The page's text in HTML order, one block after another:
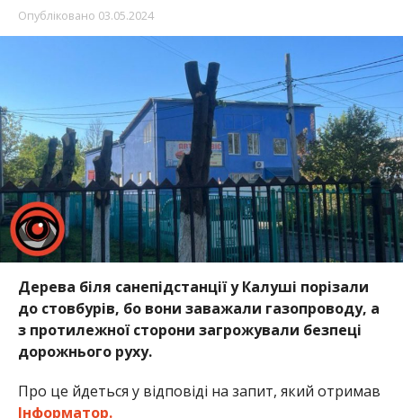
Опубліковано 03.05.2024
Дерева біля санепідстанції у Калуші порізали
до стовбурів, бо вони заважали газопроводу, а
з протилежної сторони загрожували безпеці
дорожнього руху.
Про це йдеться у відповіді на запит, який отримав
Інформатор.